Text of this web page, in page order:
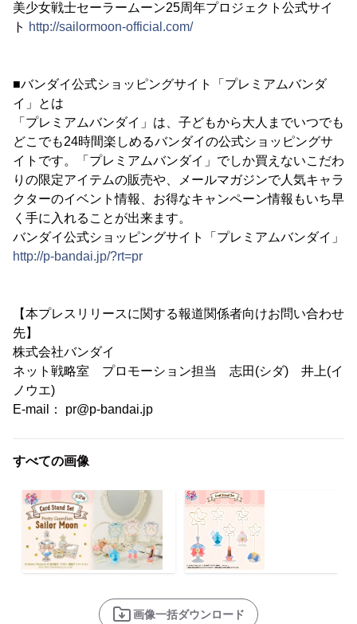
美少女戦士セーラームーン25周年プロジェクト公式サイ
ト http://sailormoon-official.com/
■バンダイ公式ショッピングサイト「プレミアムバンダ
イ」とは
「プレミアムバンダイ」は、子どもから大人までいつでも
どこでも24時間楽しめるバンダイの公式ショッピングサ
イトです。「プレミアムバンダイ」でしか買えないこだわ
りの限定アイテムの販売や、メールマガジンで人気キャラ
クターのイベント情報、お得なキャンペーン情報もいち早
く手に入れることが出来ます。
バンダイ公式ショッピングサイト「プレミアムバンダイ」
http://p-bandai.jp/?rt=pr
【本プレスリリースに関する報道関係者向けお問い合わせ
先】
株式会社バンダイ
ネット戦略室 プロモーション担当 志田(シダ) 井上(イ
ノウエ)
E-mail： pr@p-bandai.jp
すべての画像
画像一括ダウンロード